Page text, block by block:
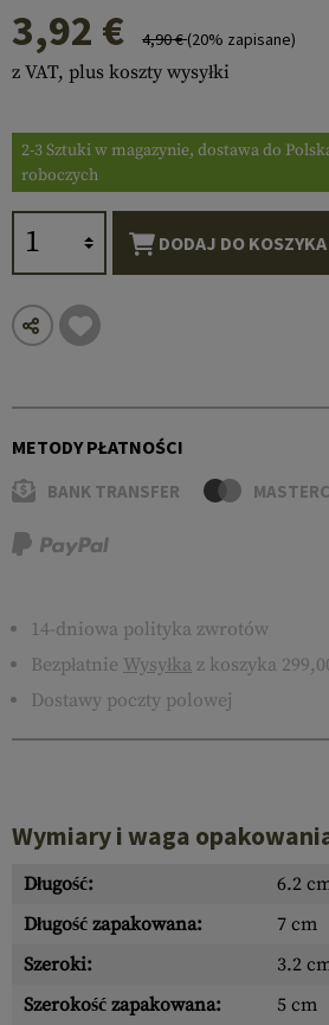
3,92 € 4,90 €(20% zapisane)
z VAT, plus koszty wysyłki
2-3 Sztuki w magazynie, dostawa do
roboczych
DODAJ DO KOSZYKA
METODY PŁATNOŚCI
BANK TRANSFER
14-dniowa polityka zwrotów
Bezpłatnie Wysyłka z koszyka
Dostawy poczty polowej
Wymiary i waga
Długość:
6.2
Długość zapakowana:
7 cm
Szeroki:
3.2
Szerokość zapakowana:
5 cm